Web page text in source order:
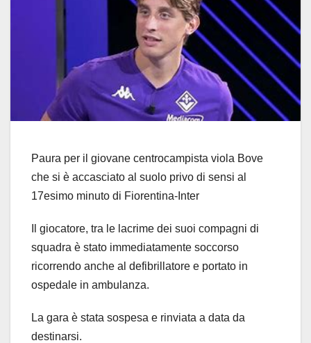
Paura per il giovane centrocampista viola Bove
che si è accasciato al suolo privo di sensi al
17esimo minuto di Fiorentina-Inter
Il giocatore, tra le lacrime dei suoi compagni di
squadra è stato immediatamente soccorso
ricorrendo anche al defibrillatore e portato in
ospedale in ambulanza.
La gara è stata sospesa e rinviata a data da
destinarsi.